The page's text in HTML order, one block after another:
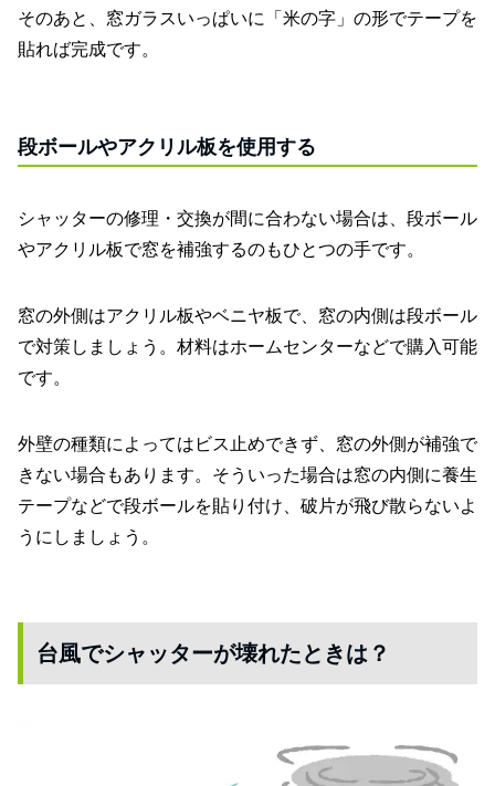
そのあと、窓ガラスいっぱいに「米の字」の形でテープを
貼れば完成です。
段ボールやアクリル板を使用する
シャッターの修理・交換が間に合わない場合は、段ボール
やアクリル板で窓を補強するのもひとつの手です。
窓の外側はアクリル板やベニヤ板で、窓の内側は段ボール
で対策しましょう。材料はホームセンターなどで購入可能
です。
外壁の種類によってはビス止めできず、窓の外側が補強で
きない場合もあります。そういった場合は窓の内側に養生
テープなどで段ボールを貼り付け、破片が飛び散らないよ
うにしましょう。
台風でシャッターが壊れたときは？